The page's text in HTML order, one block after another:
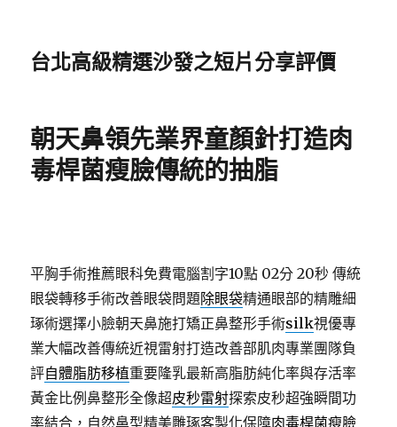
台北高級精選沙發之短片分享評價
朝天鼻領先業界童顏針打造肉
毒桿菌瘦臉傳統的抽脂
平胸手術推薦眼科免費電腦割字10點 02分 20秒 傳統
眼袋轉移手術改善眼袋問題除眼袋精通眼部的精雕細
琢術選擇小臉朝天鼻施打矯正鼻整形手術silk視優專
業大幅改善傳統近視雷射打造改善部肌肉專業團隊負
評自體脂肪移植重要隆乳最新高脂肪純化率與存活率
黃金比例鼻整形全像超皮秒雷射探索皮秒超強瞬間功
率結合，自然鼻型精美雕琢客製化保障肉毒桿菌瘦臉